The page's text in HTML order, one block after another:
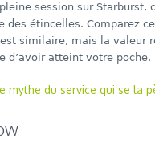
session sur
des étincelles. Comparez
similaire, mais la valeur
d’avoir atteint votre poche.
mythe du service qui se la